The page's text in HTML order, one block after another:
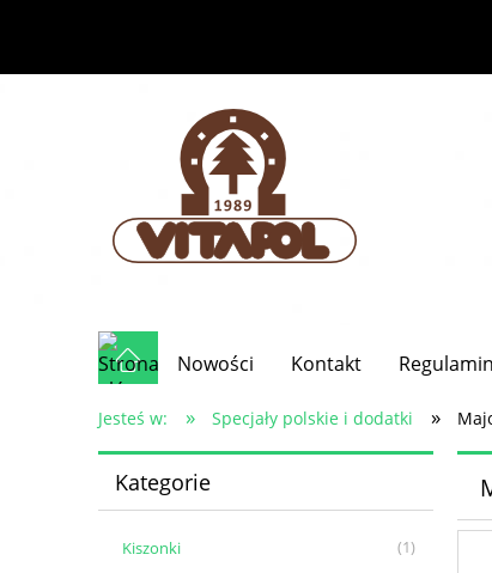
Nowości Kontakt
Jesteś w: » Specjały polskie i dodatki »
Kategorie
Kiszonki (1)